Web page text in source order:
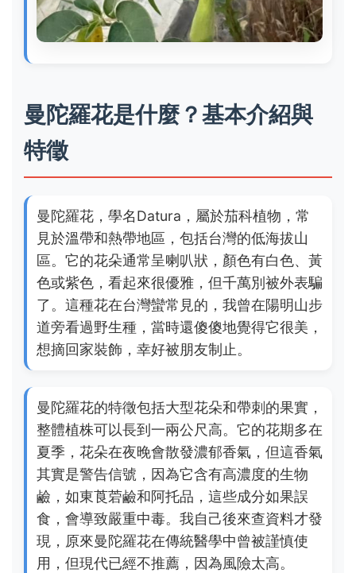
曼陀羅花是什麼？基本介紹與
特徵
曼陀羅花，學名Datura，屬於茄科植物，常
見於溫帶和熱帶地區，包括台灣的低海拔山
區。它的花朵通常呈喇叭狀，顏色有白色、黃
色或紫色，看起來很優雅，但千萬別被外表騙
了。這種花在台灣蠻常見的，我曾在陽明山步
道旁看過野生種，當時還傻傻地覺得它很美，
想摘回家裝飾，幸好被朋友制止。
曼陀羅花的特徵包括大型花朵和帶刺的果實，
整體植株可以長到一兩公尺高。它的花期多在
夏季，花朵在夜晚會散發濃郁香氣，但這香氣
其實是警告信號，因為它含有高濃度的生物
鹼，如東莨菪鹼和阿托品，這些成分如果誤
食，會導致嚴重中毒。我自己後來查資料才發
現，原來曼陀羅花在傳統醫學中曾被謹慎使
用，但現代已經不推薦，因為風險太高。